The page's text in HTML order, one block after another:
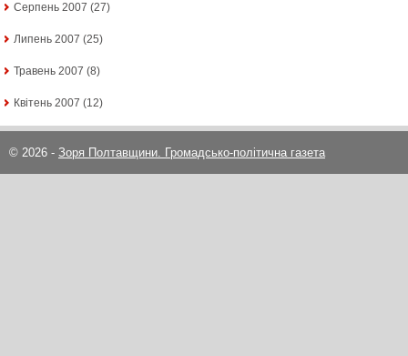
Серпень 2007 (27)
Липень 2007 (25)
Травень 2007 (8)
Квітень 2007 (12)
© 2026 - Зоря Полтавщини. Громадсько-політична газета